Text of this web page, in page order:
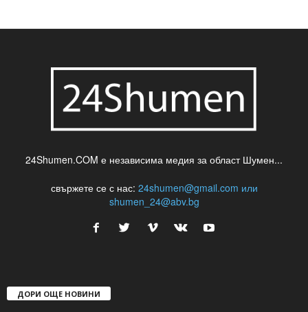
24Shumen.COM е независима медия за област Шумен...
свържете се с нас: 24shumen@gmail.com или
shumen_24@abv.bg
ДОРИ ОЩЕ НОВИНИ